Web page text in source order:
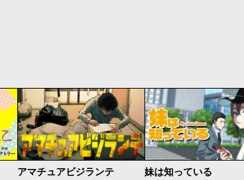
アマチュアビジランテ 妹は知っている